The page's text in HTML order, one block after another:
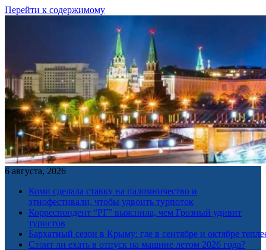
Перейти к содержимому
6 августа, 2026
Коми сделала ставку на паломничество и
этнофестивали, чтобы удвоить турпоток
Корреспондент “РГ” выяснила, чем Грозный удивит
туристов
Бархатный сезон в Крыму: где в сентябре и октябре
Стоит ли ехать в отпуск на машине летом 2026 года?